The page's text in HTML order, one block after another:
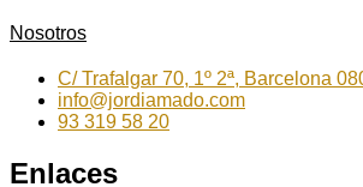
Nosotros
C/ Trafalgar 70, 1º 2ª, Barcelona
info@jordiamado.com
93 319 58 20
Enlaces